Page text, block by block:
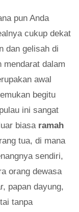
pun Anda
cukup dekat
dan gelisah di
mendarat dalam
awal
begitu
ini sangat
biasa ramah
tua, di mana
sendiri,
orang dewasa
papan dayung,
tanpa